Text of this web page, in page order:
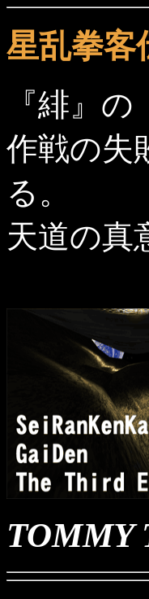
星乱拳客
『緋』
作戦の失
る。
天道の真
TOMMY